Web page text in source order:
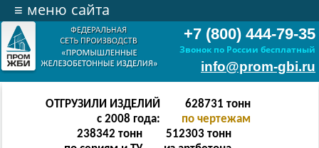
+7 (800) 444-79-35
Звонок по России бесплатный
info@prom-gbi.ru
≡ меню сайта
ОТГРУЗИЛИ ИЗДЕЛИЙ
с 2008 года:
628731 тонн
по чертежам
238342 тонн
512303 тонн